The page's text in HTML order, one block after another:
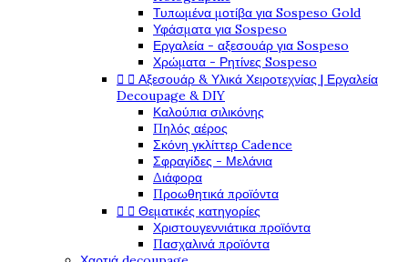
Τυπωμένα μοτίβα για Sospeso Gold
Υφάσματα για Sospeso
Εργαλεία - αξεσουάρ για Sospeso
Χρώματα - Ρητίνες Sospeso
  Αξεσουάρ & Υλικά Χειροτεχνίας | Εργαλεία
Decoupage & DIY
Καλούπια σιλικόνης
Πηλός αέρος
Σκόνη γκλίττερ Cadence
Σφραγίδες - Μελάνια
Διάφορα
Προωθητικά προϊόντα
  Θεματικές κατηγορίες
Χριστουγεννιάτικα προϊόντα
Πασχαλινά προϊόντα